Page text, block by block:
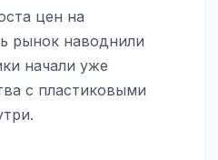
цен на
рынок наводнили
начали уже
с пластиковыми